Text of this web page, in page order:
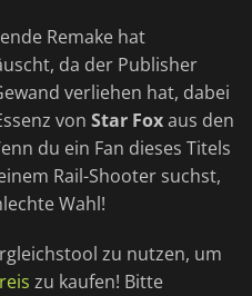
Remake hat
da der Publisher
verliehen hat, dabei
von Star Foxaus den
du ein Fan dieses Titels
Rail-Shooter suchst,
Wahl!
zu nutzen, um
zu kaufen! Bitte